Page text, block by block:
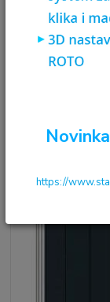
SOFT
Monako
https://